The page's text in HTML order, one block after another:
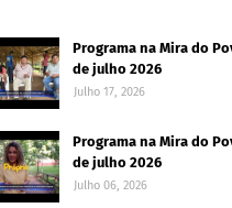
Programa na Mira do
de julho 2026
Julho 17, 2026
Programa na Mira do
de julho 2026
Julho 06, 2026